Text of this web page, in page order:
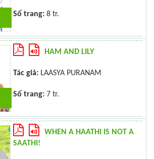
Số trang: 8 tr.
HAM AND LILY
Tác giả: LAASYA PURANAM
Số trang: 7 tr.
WHEN A HAATHI IS NOT A
SAATHI!